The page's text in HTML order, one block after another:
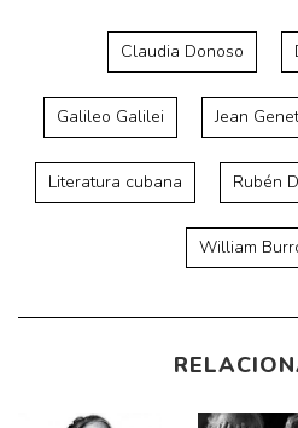
Claudia Donoso
Galileo Galilei Jean Genet
Literatura cubana Rubén
William